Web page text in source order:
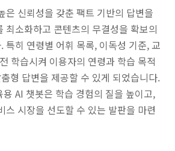
은 신뢰성을 갖춘 팩트 기반의 답변을
최소화하고 콘텐츠의 무결성을 확보의
특히 연령별 어휘 목록, 이독성 기준, 교
학습시켜 이용자의 연령과 학습 목적
형 답변을 제공할 수 있게 되었습니다.
AI 챗봇은 학습 경험의 질을 높이고,
스 시장을 선도할 수 있는 발판을 마련